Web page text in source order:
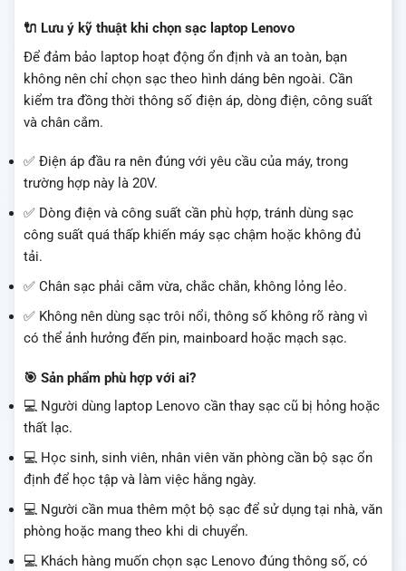
🔌 Lưu ý kỹ thuật khi chọn sạc laptop Lenovo
Để đảm bảo laptop hoạt động ổn định và an toàn, bạn
không nên chỉ chọn sạc theo hình dáng bên ngoài. Cần
kiểm tra đồng thời thông số điện áp, dòng điện, công suất
và chân cắm.
✅ Điện áp đầu ra nên đúng với yêu cầu của máy, trong
trường hợp này là 20V.
✅ Dòng điện và công suất cần phù hợp, tránh dùng sạc
công suất quá thấp khiến máy sạc chậm hoặc không đủ
tải.
✅ Chân sạc phải cắm vừa, chắc chắn, không lỏng lẻo.
✅ Không nên dùng sạc trôi nổi, thông số không rõ ràng vì
có thể ảnh hưởng đến pin, mainboard hoặc mạch sạc.
🎯 Sản phẩm phù hợp với ai?
💻 Người dùng laptop Lenovo cần thay sạc cũ bị hỏng hoặc
thất lạc.
💻 Học sinh, sinh viên, nhân viên văn phòng cần bộ sạc ổn
định để học tập và làm việc hằng ngày.
💻 Người cần mua thêm một bộ sạc để sử dụng tại nhà, văn
phòng hoặc mang theo khi di chuyển.
💻 Khách hàng muốn chọn sạc Lenovo đúng thông số, có